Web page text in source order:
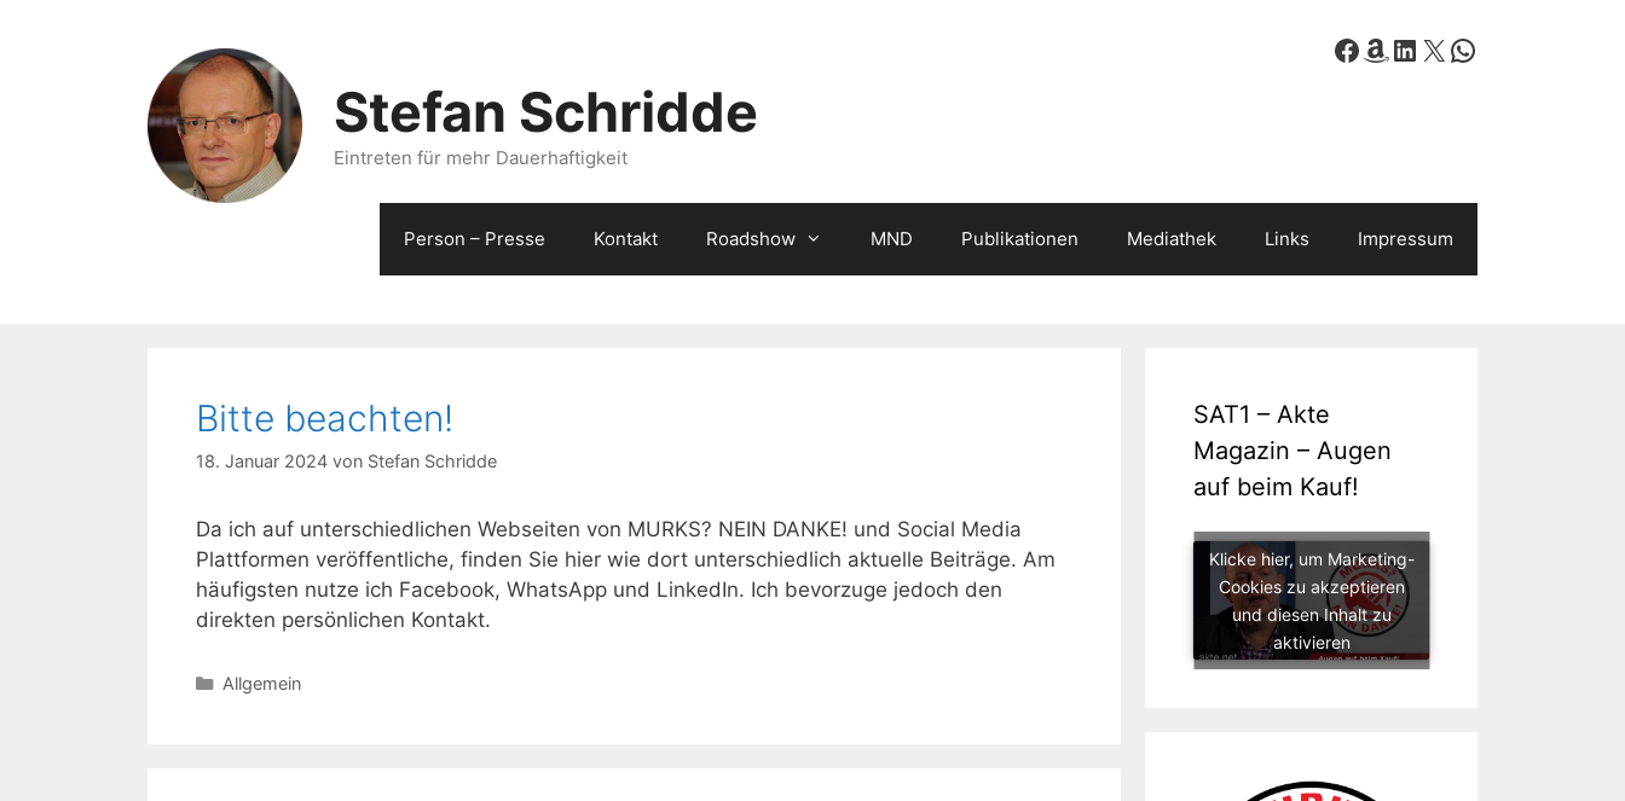
Facebook
Amazon
LinkedIn
X WhatsApp
Stefan Schridde
Eintreten für mehr Dauerhaftigkeit
Person – Presse Kontakt Roadshow MND Publikationen Mediathek Links Impressum
Bitte beachten!
18. Januar 2024 von Stefan Schridde
Da ich auf unterschiedlichen Webseiten von MURKS? NEIN DANKE! und Social Media
Plattformen veröffentliche, finden Sie hier wie dort unterschiedlich aktuelle Beiträge. Am
häufigsten nutze ich Facebook, WhatsApp und LinkedIn. Ich bevorzuge jedoch den
direkten persönlichen Kontakt.
Kategorien
Allgemein
SAT1 – Akte
Magazin – Augen
auf beim Kauf!
Klicke hier, um Marketing-
Cookies zu akzeptieren
und diesen Inhalt zu
aktivieren